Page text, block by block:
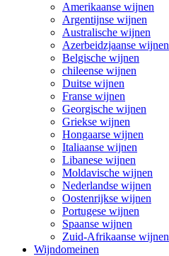
Amerikaanse wijnen
Argentijnse wijnen
Australische wijnen
Azerbeidzjaanse wijnen
Belgische wijnen
chileense wijnen
Duitse wijnen
Franse wijnen
Georgische wijnen
Griekse wijnen
Hongaarse wijnen
Italiaanse wijnen
Libanese wijnen
Moldavische wijnen
Nederlandse wijnen
Oostenrijkse wijnen
Portugese wijnen
Spaanse wijnen
Zuid-Afrikaanse wijnen
Wijndomeinen